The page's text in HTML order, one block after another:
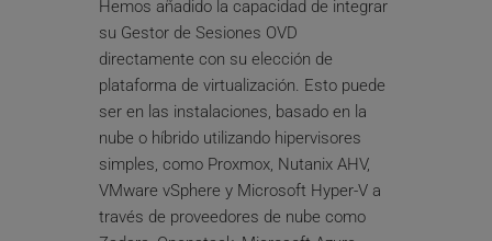
Hemos añadido la capacidad de integrar
su Gestor de Sesiones OVD
directamente con su elección de
plataforma de virtualización. Esto puede
ser en las instalaciones, basado en la
nube o híbrido utilizando hipervisores
simples, como Proxmox, Nutanix AHV,
VMware vSphere y Microsoft Hyper-V a
través de proveedores de nube como